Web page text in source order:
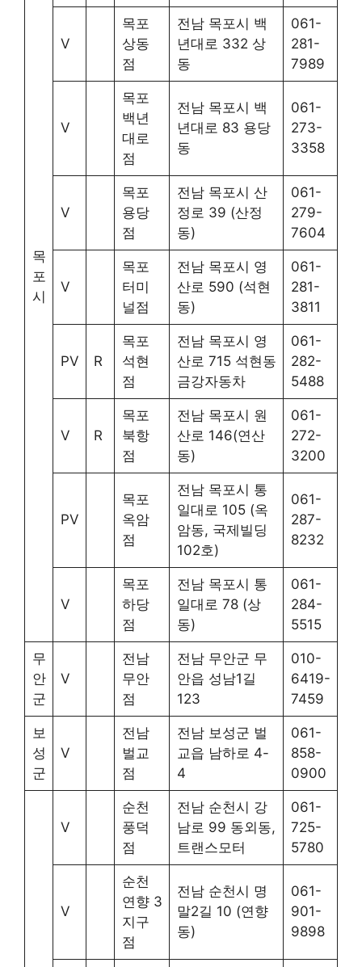
목
포
시
V
목포
상동
점
전남 목포시 백
년대로 332 상
동
061-
281-
7989
V
목포
백년
대로
점
전남 목포시 백
년대로 83 용당
동
061-
273-
3358
V
목포
용당
점
전남 목포시 산
정로 39 (산정
동)
061-
279-
7604
V
목포
터미
널점
전남 목포시 영
산로 590 (석현
동)
061-
281-
3811
PV R
목포
석현
점
전남 목포시 영
산로 715 석현동
금강자동차
061-
282-
5488
V R
목포
북항
점
전남 목포시 원
산로 146(연산
동)
061-
272-
3200
PV
목포
옥암
점
전남 목포시 통
일대로 105 (옥
암동, 국제빌딩
102호)
061-
287-
8232
V
목포
하당
점
전남 목포시 통
일대로 78 (상
동)
061-
284-
5515
무
안
군
V
전남
무안
점
전남 무안군 무
안읍 성남1길
123
010-
6419-
7459
보
성
군
V
전남
벌교
점
전남 보성군 벌
교읍 남하로 4-
4
061-
858-
0900
V
순천
풍덕
점
전남 순천시 강
남로 99 동외동,
트랜스모터
061-
725-
5780
V
순천
연향 3
지구
점
전남 순천시 명
말2길 10 (연향
동)
061-
901-
9898